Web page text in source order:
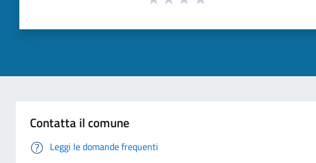
Contatta il comune
Leggi le domande frequenti